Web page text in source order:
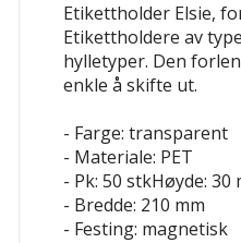
Etikettholder Elsie,
Etikettholdere av
hylletyper. Den
enkle å skifte ut.
- Farge: transparent
- Materiale: PET
- Pk: 50 stkHøyde: 30
- Bredde: 210 mm
- Festing: magnetisk